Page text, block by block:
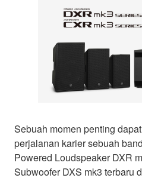
Sebuah momen penting
perjalanan karier sebuah
Powered Loudspeaker DXR
Subwoofer DXS mk3 terbaru